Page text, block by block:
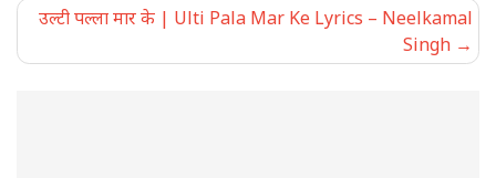
उल्टी पल्ला मार के | Ulti Pala Mar Ke Lyrics – Neelkamal
Singh